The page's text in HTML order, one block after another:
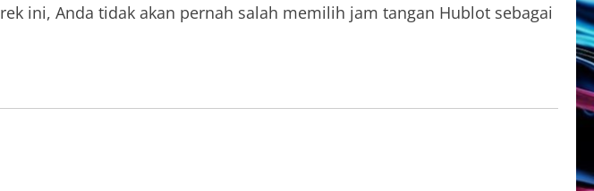
ini, Anda tidak akan pernah salah memilih jam tangan Hublot sebagai